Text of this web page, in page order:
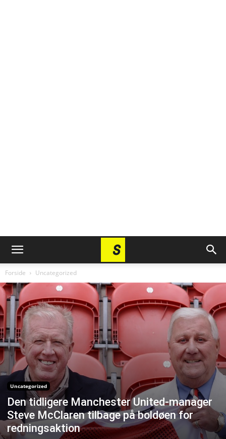
Forside Uncategorized
Uncategorized
Den tidligere Manchester United-manager
Steve McClaren tilbage på boldøen for
redningsaktion